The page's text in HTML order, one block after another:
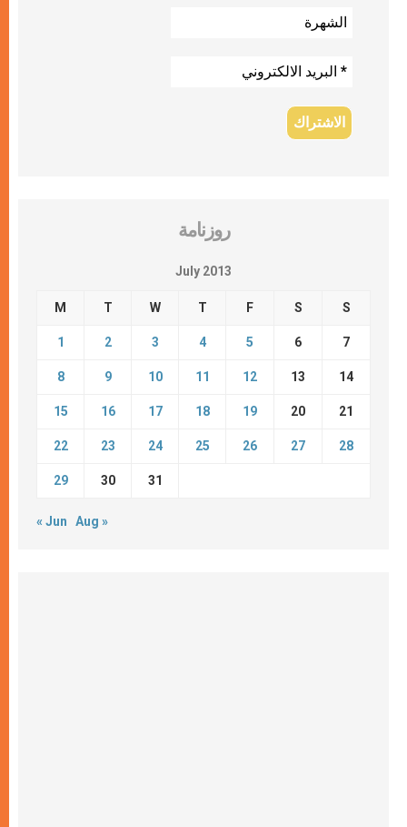
روزنامة
July 2013
M T W T F S S
1 2 3 4 5 6 7
8 9 10 11 12 13 14
15 16 17 18 19 20 21
22 23 24 25 26 27 28
29 30 31
« Jun Aug »